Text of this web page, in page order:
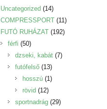
Uncategorized 1414
termék
COMPRESSPORT 1111
termék
FUTÓ RUHÁZAT 192192
férfi 5050
termék
dzseki, kabát 77
futófelső 1313
termék
hosszú 11
rövid 1212
termék
sportnadrág 2929